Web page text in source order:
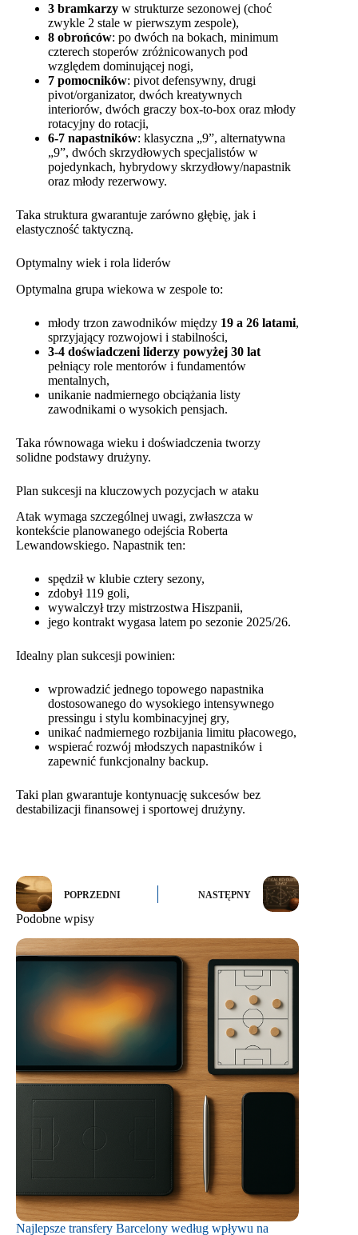
3 bramkarzy w strukturze sezonowej (choć
zwykle 2 stale w pierwszym zespole),
8 obrońców: po dwóch na bokach, minimum
czterech stoperów zróżnicowanych pod
względem dominującej nogi,
7 pomocników: pivot defensywny, drugi
pivot/organizator, dwóch kreatywnych
interiorów, dwóch graczy box-to-box oraz młody
rotacyjny do rotacji,
6-7 napastników: klasyczna „9”, alternatywna
„9”, dwóch skrzydłowych specjalistów w
pojedynkach, hybrydowy skrzydłowy/napastnik
oraz młody rezerwowy.
Taka struktura gwarantuje zarówno głębię, jak i
elastyczność taktyczną.
Optymalny wiek i rola liderów
Optymalna grupa wiekowa w zespole to:
młody trzon zawodników między 19 a 26 latami,
sprzyjający rozwojowi i stabilności,
3-4 doświadczeni liderzy powyżej 30 lat
pełniący role mentorów i fundamentów
mentalnych,
unikanie nadmiernego obciążania listy
zawodnikami o wysokich pensjach.
Taka równowaga wieku i doświadczenia tworzy
solidne podstawy drużyny.
Plan sukcesji na kluczowych pozycjach w ataku
Atak wymaga szczególnej uwagi, zwłaszcza w
kontekście planowanego odejścia Roberta
Lewandowskiego. Napastnik ten:
spędził w klubie cztery sezony,
zdobył 119 goli,
wywalczył trzy mistrzostwa Hiszpanii,
jego kontrakt wygasa latem po sezonie 2025/26.
Idealny plan sukcesji powinien:
wprowadzić jednego topowego napastnika
dostosowanego do wysokiego intensywnego
pressingu i stylu kombinacyjnej gry,
unikać nadmiernego rozbijania limitu płacowego,
wspierać rozwój młodszych napastników i
zapewnić funkcjonalny backup.
Taki plan gwarantuje kontynuację sukcesów bez
destabilizacji finansowej i sportowej drużyny.
POPRZEDNI NASTĘPNY
Podobne wpisy
Najlepsze transfery Barcelony według wpływu na